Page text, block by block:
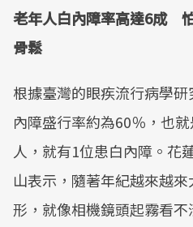
老年人白內障率高達6成
骨鬆
根據臺灣的眼疾流行病學
內障盛行率約為60％，也
人，就有1位患白內障。花
山表示，隨著年紀越來越
形，就像相機鏡頭起霧看